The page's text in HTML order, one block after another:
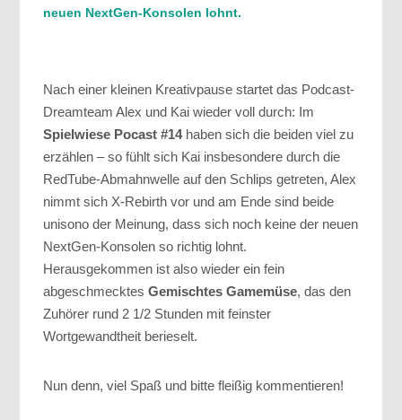
neuen NextGen-Konsolen lohnt.
Nach einer kleinen Kreativpause startet das Podcast-
Dreamteam Alex und Kai wieder voll durch: Im
Spielwiese Pocast #14haben sich die beiden viel zu
erzählen – so fühlt sich Kai insbesondere durch die
RedTube-Abmahnwelle auf den Schlips getreten, Alex
nimmt sich X-Rebirth vor und am Ende sind beide
unisono der Meinung, dass sich noch keine der neuen
NextGen-Konsolen so richtig lohnt.
Herausgekommen ist also wieder ein fein
abgeschmecktesGemischtes Gamemüse, das den
Zuhörer rund 2 1/2 Stunden mit feinster
Wortgewandtheit berieselt.
Nun denn, viel Spaß und bitte fleißig kommentieren!